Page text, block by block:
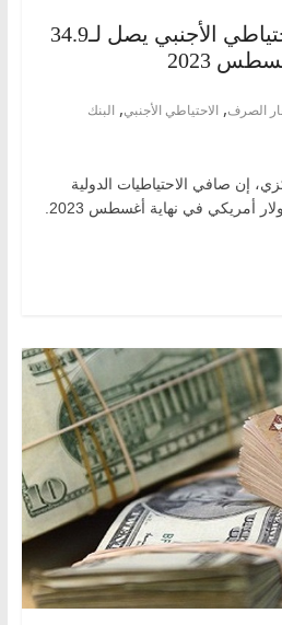
البنك المركزي: الاحتياطي الأجنبي يصل لـ34.9
2023
الصرف, الاحتياطي الأجنبي, البنك
إن صافي الاحتياطيات الدولية